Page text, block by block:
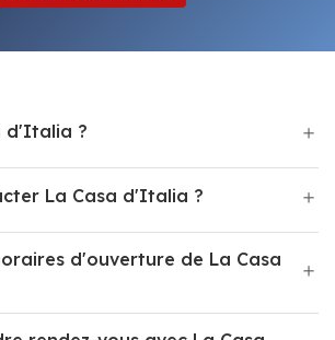
d'Italia ?
La Casa d'Italia ?
d'ouverture de La Casa